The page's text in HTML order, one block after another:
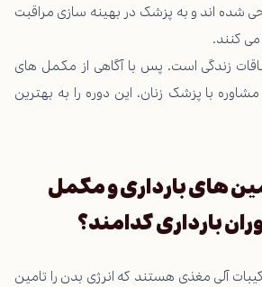
شده اند و به پزشک در بهینه سازی مراقبت
کنند.
زندگی است. پس با آگاهی از مکمل های
با پزشک زنان، این دوره را به بهترین
های بارداری و مکمل
بارداری کدامند؟
آلی مغذی هستند که انرژی بدن را تامین